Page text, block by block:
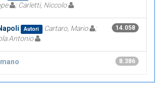
; Carletti, Niccolo
14.058
Autori Cartaro, Mario
;
Antonio
8.386